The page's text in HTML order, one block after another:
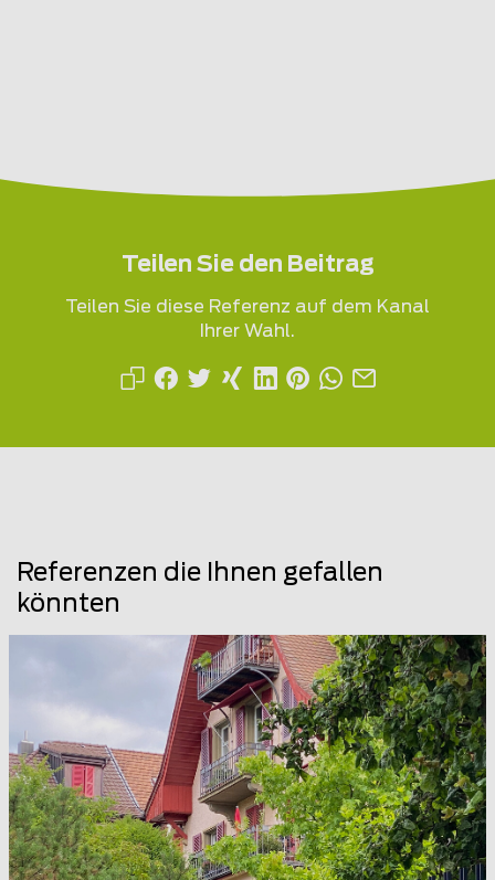
Teilen Sie den Beitrag
Teilen Sie diese Referenz auf dem Kanal
Ihrer Wahl.
Referenzen die Ihnen gefallen
könnten